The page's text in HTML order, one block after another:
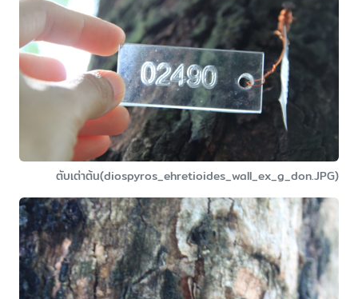
ตับเต่าต้น(diospyros_ehretioides_wall_ex_g_don.JPG)